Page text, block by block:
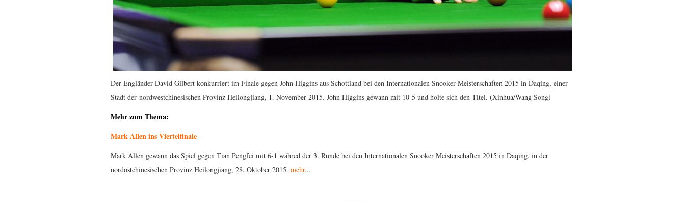
Der Engländer David Gilbert konkurriert im Finale gegen John Higgins aus Schottland bei den Internationalen Snooker Meisterschaften 2015 in Daqing, einer
Stadt der nordwestchinesischen Provinz Heilongjiang, 1. November 2015. John Higgins gewann mit 10-5 und holte sich den Titel. (Xinhua/Wang Song)
Mehr zum Thema:
Mark Allen ins Viertelfinale
Mark Allen gewann das Spiel gegen Tian Pengfei mit 6-1 währed der 3. Runde bei den Internationalen Snooker Meisterschaften 2015 in Daqing, in der
nordostchinesischen Provinz Heilongjiang, 28. Oktober 2015. mehr...